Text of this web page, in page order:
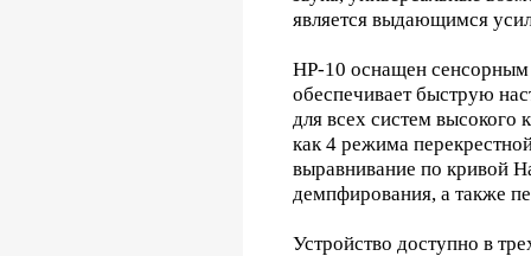
является выдающимся
HP-10 оснащен
обеспечивает быструю
для всех систем высокого
как 4 режима
выравнивание по кривой
демпфирования, а также
Устройство доступно в